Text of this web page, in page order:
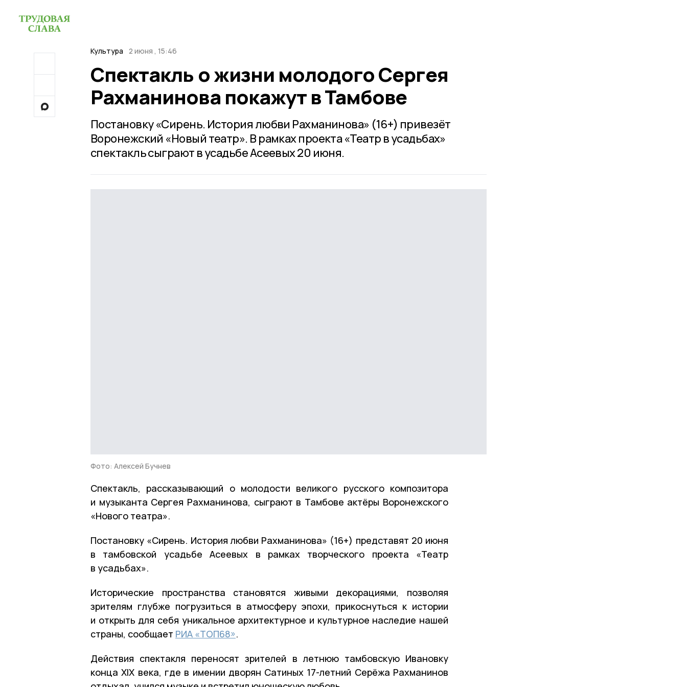
Культура 2 июня , 15:46
Спектакль о жизни молодого Сергея
Рахманинова покажут в Тамбове
Постановку «Сирень. История любви Рахманинова» (16+) привезёт
Воронежский «Новый театр». В рамках проекта «Театр в усадьбах»
спектакль сыграют в усадьбе Асеевых 20 июня.
Фото: Алексей Бучнев
Спектакль, рассказывающий о молодости великого русского композитора
и музыканта Сергея Рахманинова, сыграют в Тамбове актёры Воронежского
«Нового театра».
Постановку «Сирень. История любви Рахманинова» (16+) представят 20 июня
в тамбовской усадьбе Асеевых в рамках творческого проекта «Театр
в усадьбах».
Исторические пространства становятся живыми декорациями, позволяя
зрителям глубже погрузиться в атмосферу эпохи, прикоснуться к истории
и открыть для себя уникальное архитектурное и культурное наследие нашей
страны, сообщает РИА «ТОП68».
Действия спектакля переносят зрителей в летнюю тамбовскую Ивановку
конца XIX века, где в имении дворян Сатиных 17-летний Серёжа Рахманинов